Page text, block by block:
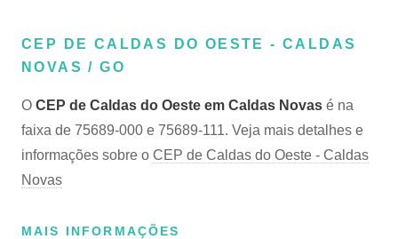
CEP DE CALDAS DO OESTE - CALDAS
NOVAS / GO
O CEP de Caldas do Oeste em Caldas Novas é na
faixa de 75689-000 e 75689-111. Veja mais detalhes e
informações sobre o CEP de Caldas do Oeste - Caldas
Novas
MAIS INFORMAÇÕES